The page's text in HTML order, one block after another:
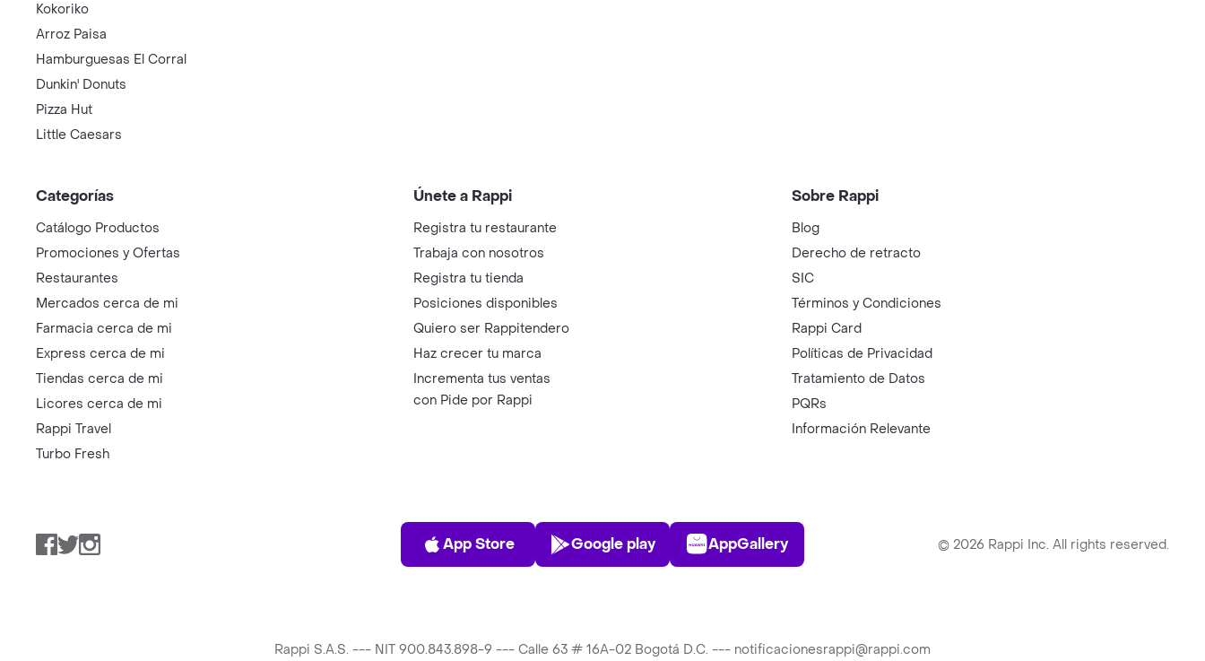
Kokoriko
Arroz Paisa
Hamburguesas El Corral
Dunkin' Donuts
Pizza Hut
Little Caesars
Categorías
Catálogo Productos
Promociones y Ofertas
Restaurantes
Mercados cerca de mi
Farmacia cerca de mi
Express cerca de mi
Tiendas cerca de mi
Licores cerca de mi
Rappi Travel
Turbo Fresh
Únete a Rappi
Registra tu restaurante
Trabaja con nosotros
Registra tu tienda
Posiciones disponibles
Quiero ser Rappitendero
Haz crecer tu marca
Incrementa tus ventas
con Pide por Rappi
Sobre Rappi
Blog
Derecho de retracto
SIC
Términos y Condiciones
Rappi Card
Políticas de Privacidad
Tratamiento de Datos
PQRs
Información Relevante
Facebook
TwitterInstagram
App Store
App Store
Play Store
Google play
AppGallery
AppGallery © 2026 Rappi Inc. All rights reserved.
Rappi S.A.S. --- NIT 900.843.898-9 --- Calle 63 # 16A-02 Bogotá D.C. --- notificacionesrappi@rappi.com